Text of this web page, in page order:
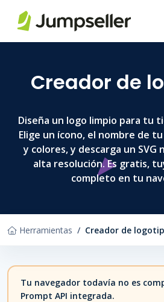
Creador de
Diseña un logo limpio para tu
Elige un ícono, el nombre de
y colores, y descarga un SVG
alta resolución. Es gratis,
completo en tu
Herramientas Creador de
Tu navegador todavía no es
Prompt API integrada.